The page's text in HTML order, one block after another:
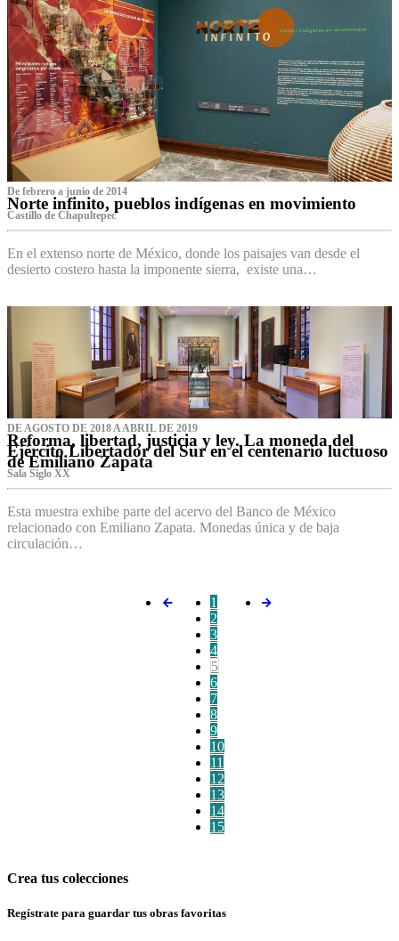
De febrero a junio de 2014
Norte infinito, pueblos indígenas en movimiento
Castillo de Chapultepec
En el extenso norte de México, donde los paisajes van desde el
desierto costero hasta la imponente sierra, existe una…
DE AGOSTO DE 2018 A ABRIL DE 2019
Reforma, libertad, justicia y ley. La moneda del
Ejército Libertador del Sur en el centenario luctuoso
de Emiliano Zapata
Sala Siglo XX
Esta muestra exhibe parte del acervo del Banco de México
relacionado con Emiliano Zapata. Monedas única y de baja
circulación…
1
2
3
4
5
6
7
8
9
10
11
12
13
14
15
Crea tus colecciones
Regístrate para guardar tus obras favoritas